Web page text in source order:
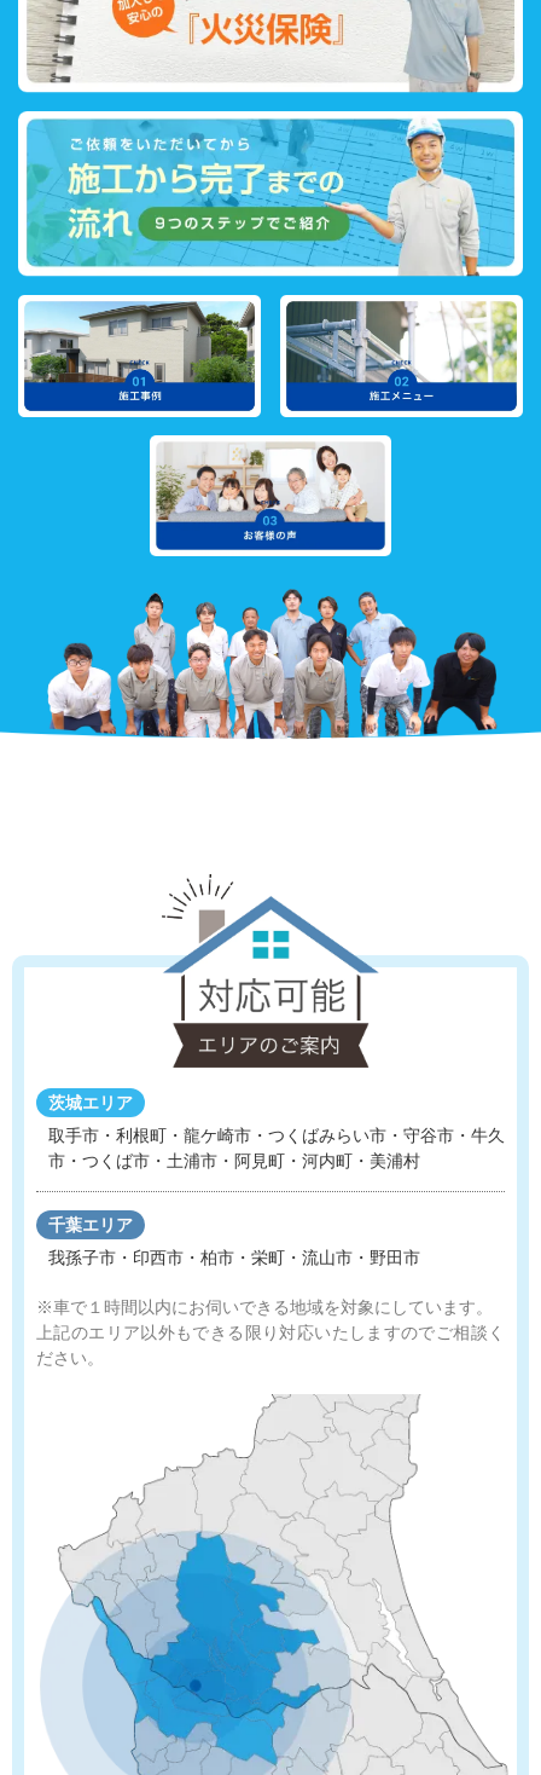
茨城エリア
取手市・利根町・龍ケ崎市・つくばみらい市・守谷市 ・ 牛久
市・つくば市・土浦市・阿見町・河内町・美浦村
千葉エリア
我孫子市・印西市・柏市・栄町・流山市・野田市
※車で１時間以内にお伺いできる地域を対象にしています。
上記のエリア以外もできる限り対応いたしますのでご相談く
ださい。